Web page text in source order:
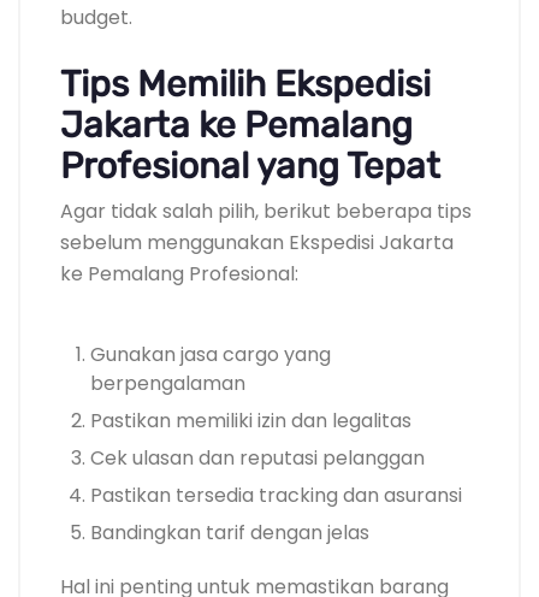
budget.
Tips Memilih Ekspedisi
Jakarta ke Pemalang
Profesional yang Tepat
Agar tidak salah pilih, berikut beberapa tips
sebelum menggunakan Ekspedisi Jakarta
ke Pemalang Profesional:
Gunakan jasa cargo yang
berpengalaman
Pastikan memiliki izin dan legalitas
Cek ulasan dan reputasi pelanggan
Pastikan tersedia tracking dan asuransi
Bandingkan tarif dengan jelas
Hal ini penting untuk memastikan barang